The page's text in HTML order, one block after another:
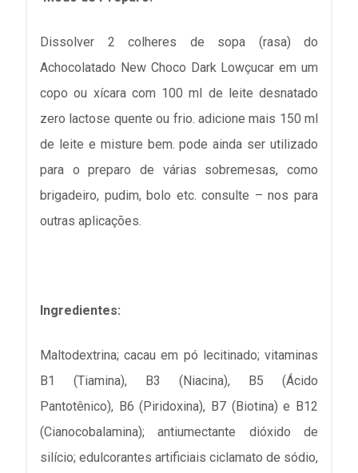
Dissolver 2 colheres de sopa (rasa) do
Achocolatado New Choco Dark Lowçucar em um
copo ou xícara com 100 ml de leite desnatado
zero lactose quente ou frio. adicione mais 150 ml
de leite e misture bem. pode ainda ser utilizado
para o preparo de várias sobremesas, como
brigadeiro, pudim, bolo etc. consulte – nos para
outras aplicações.
Ingredientes:
Maltodextrina; cacau em pó lecitinado; vitaminas
B1 (Tiamina), B3 (Niacina), B5 (Ácido
Pantotênico), B6 (Piridoxina), B7 (Biotina) e B12
(Cianocobalamina); antiumectante dióxido de
silício; edulcorantes artificiais ciclamato de sódio,